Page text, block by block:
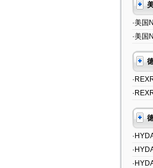
·美国
·美国